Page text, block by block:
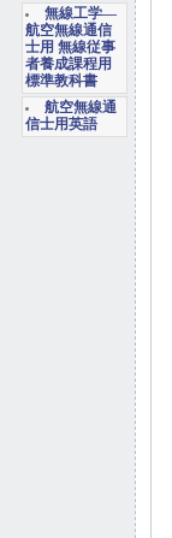
無線工学―
航空無線通信
士用 無線従事
者養成課程用
標準教科書
航空無線通
信士用英語